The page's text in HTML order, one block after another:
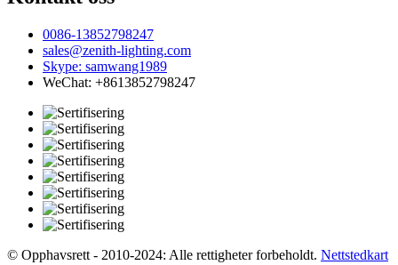
0086-13852798247
sales@zenith-lighting.com
Skype: samwang1989
WeChat: +8613852798247
© Opphavsrett - 2010-2024: Alle rettigheter forbeholdt. Nettstedkart